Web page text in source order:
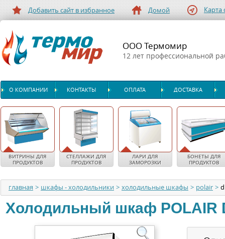
Добавить сайт в избранное Домой Карта
ООО Термомир
12 лет профессиональной
О КОМПАНИИ КОНТАКТЫ ОПЛАТА ДОСТАВКА
ВИТРИНЫ ДЛЯ
ПРОДУКТОВ
СТЕЛЛАЖИ ДЛЯ
ПРОДУКТОВ
ЛАРИ ДЛЯ
ЗАМОРОЗКИ
БОНЕТЫ ДЛЯ
ПРОДУКТОВ
главная > шкафы - холодильники > холодильные шкафы > polair >
Холодильный шкаф POLAIR